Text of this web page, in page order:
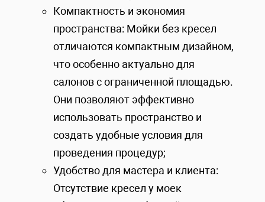
Компактность и экономия
пространства: Мойки без кресел
отличаются компактным дизайном,
что особенно актуально для
салонов с ограниченной площадью.
Они позволяют эффективно
использовать пространство и
создать удобные условия для
проведения процедур;
Удобство для мастера и клиента:
Отсутствие кресел у моек